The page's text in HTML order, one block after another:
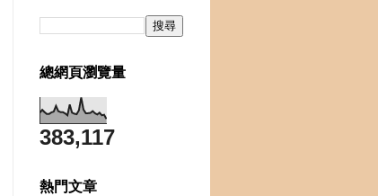
總網頁瀏覽量
383,117
熱門文章